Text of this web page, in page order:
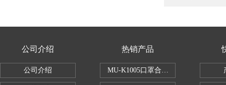
公司介绍
公司介绍
热销产品
MU-K1005口罩合成血液穿透试验仪